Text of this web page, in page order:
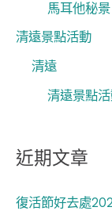
馬耳他秘景
清遠景點活動
清遠
清遠景點
近期文章
復活節好去處